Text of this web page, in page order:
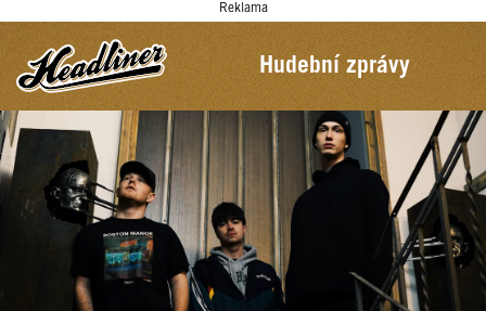
Reklama
Hudební zprávy